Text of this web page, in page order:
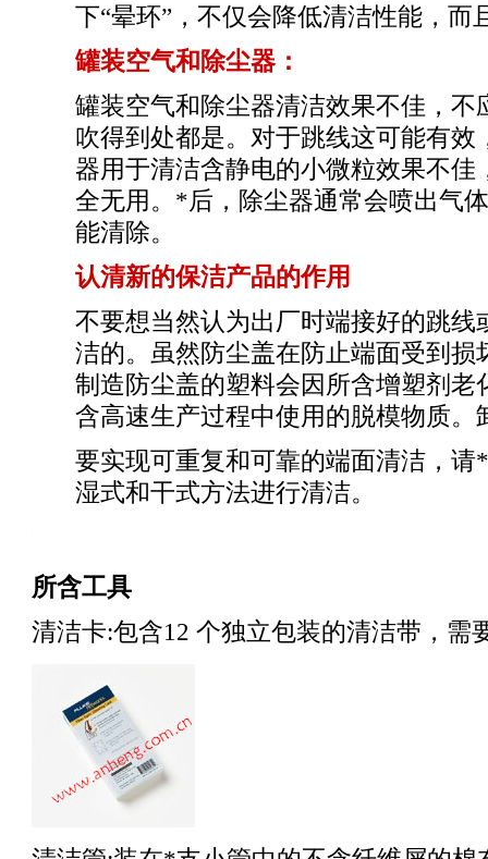
下“晕环”，不仅会降低清洁性能，
罐装空气和除尘器：
罐装空气和除尘器清洁效果不佳，不
吹得到处都是。对于跳线这可能有
器用于清洁含静电的小微粒效果不
全无用。 *后，除尘器通常会喷出气
能清除。
认清新的保洁产品的作用
不要想当然认为出厂时端接好的跳
洁的。虽然防尘盖在防止端面受到
制造防尘盖的塑料会因所含增塑剂
含高速生产过程中使用的脱模物质
要实现可重复和可靠的端面清洁，请*
湿式和干式方法进行清洁。
所含工具
清洁卡:包含12 个独立包装的清洁带，需